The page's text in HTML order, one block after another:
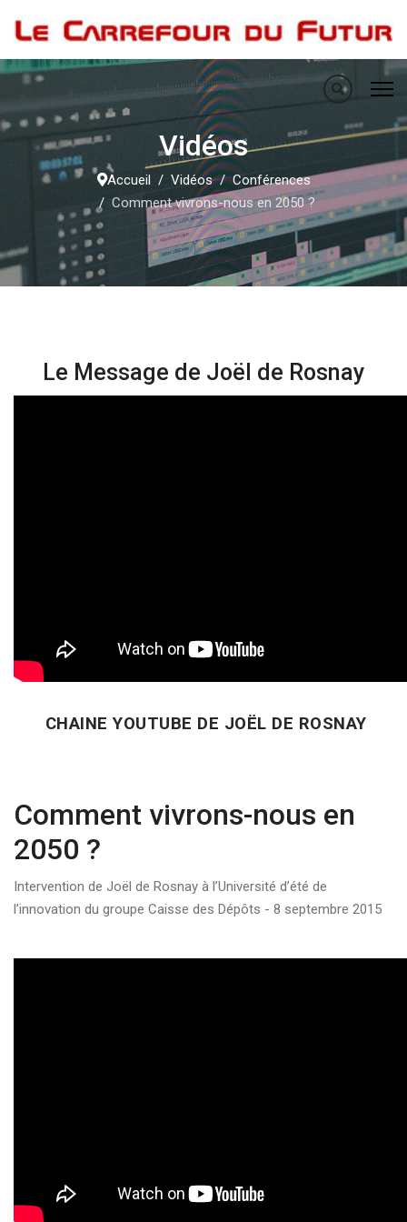
Vidéos
Accueil Vidéos
Conférences
Comment vivrons-nous en 2050 ?
Le Message de Joël de Rosnay
CHAINE YOUTUBE DE JOËL DE ROSNAY
Comment vivrons-nous en
2050 ?
Intervention de Joël de Rosnay à l’Université d’été de
l’innovation du groupe Caisse des Dépôts - 8 septembre 2015